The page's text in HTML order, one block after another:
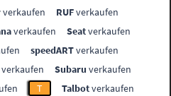
verkaufen RUFverkaufen
verkaufen Seatverkaufen
speedARTverkaufen
verkaufen Subaru verkaufen
T Talbotverkaufen